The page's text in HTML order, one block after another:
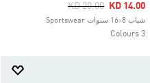
Price Reduced From
KD 20.00ToKD 14.00
شباب 8-16 سنوات Sportswear
3 Colours